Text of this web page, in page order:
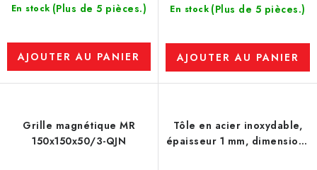
En stock (Plus de 5 pièces.)
AJOUTER AU PANIER
En stock (Plus de 5 pièces.)
AJOUTER AU PANIER
Grille magnétique MR
150x150x50/3-QJN
Tôle en acier inoxydable,
épaisseur 1 mm, dimensions